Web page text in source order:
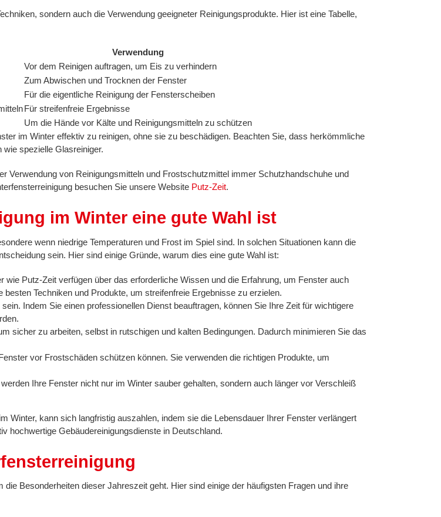
sondern auch die Verwendung geeigneter Reinigungsprodukte. Hier ist eine Tabelle,
Verwendung
Vor dem Reinigen auftragen, um Eis zu verhindern
Zum Abwischen und Trocknen der Fenster
Für die eigentliche Reinigung der Fensterscheiben
Für streifenfreie Ergebnisse
Um die Hände vor Kälte und Reinigungsmitteln zu schützen
im Winter effektiv zu reinigen, ohne sie zu beschädigen. Beachten Sie, dass herkömmliche
wie spezielle Glasreiniger.
Verwendung von Reinigungsmitteln und Frostschutzmittel immer Schutzhandschuhe und
besuchen Sie unsere Website Putz-Zeit.
im Winter eine gute Wahl ist
wenn niedrige Temperaturen und Frost im Spiel sind. In solchen Situationen kann die
sein. Hier sind einige Gründe, warum dies eine gute Wahl ist:
wie Putz-Zeit verfügen über das erforderliche Wissen und die Erfahrung, um Fenster auch
Techniken und Produkte, um streifenfreie Ergebnisse zu erzielen.
Indem Sie einen professionellen Dienst beauftragen, können Sie Ihre Zeit für wichtigere
sicher zu arbeiten, selbst in rutschigen und kalten Bedingungen. Dadurch minimieren Sie das
vor Frostschäden schützen können. Sie verwenden die richtigen Produkte, um
Ihre Fenster nicht nur im Winter sauber gehalten, sondern auch länger vor Verschleiß
Winter, kann sich langfristig auszahlen, indem sie die Lebensdauer Ihrer Fenster verlängert
hochwertige Gebäudereinigungsdienste in Deutschland.
Besonderheiten dieser Jahreszeit geht. Hier sind einige der häufigsten Fragen und ihre